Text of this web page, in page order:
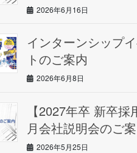
2026年6月16日
インターンシップ
トのご案内
2026年6月8日
【2027年卒 新卒採
月会社説明会のご
2026年5月25日